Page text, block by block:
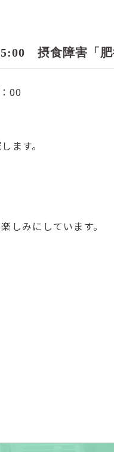
摂食障害「
00
ます。
しみにしています。